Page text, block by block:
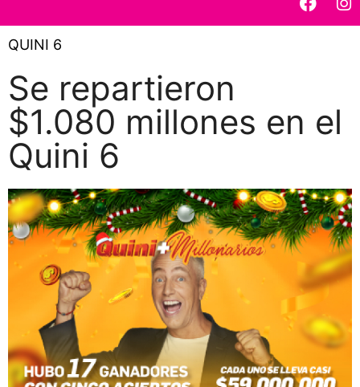
QUINI 6
Se repartieron
$1.080 millones en el
Quini 6